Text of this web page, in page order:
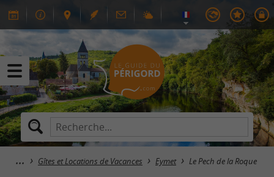
Gîtes et Locations de Vacances Eymet Le Pech de la Roque